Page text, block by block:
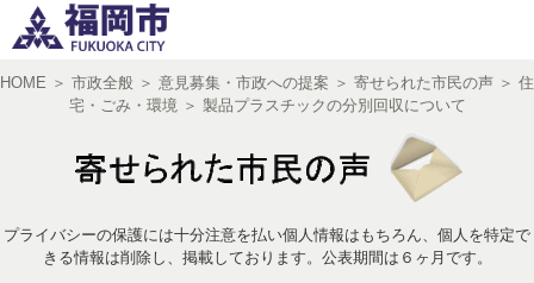
文字サイズ 小
HOME ＞ 市政全般 ＞ 意見募集・市政への提案 ＞ 寄せられた市民の声 ＞ 住
宅・ごみ・環境 ＞ 製品プラスチックの分別回収について
プライバシーの保護には十分注意を払い個人情報はもちろん、個人を特定で
きる情報は削除し、掲載しております。公表期間は６ヶ月です。